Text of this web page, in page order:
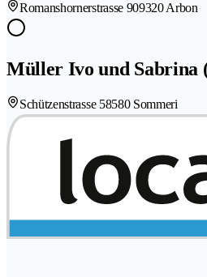
Romanshornerstrasse 909320 Arbon
Müller Ivo und Sabrina
Schützenstrasse 58580 Sommeri